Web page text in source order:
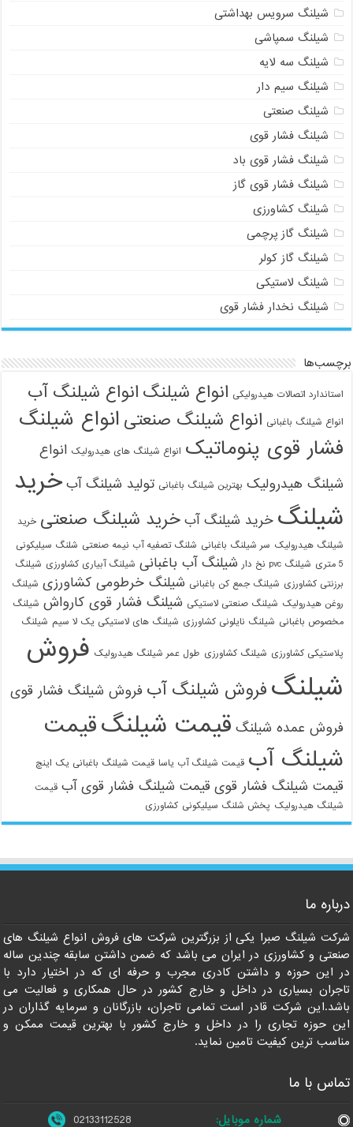
شیلنگ سرویس بهداشتی
شیلنگ سمپاشی
شیلنگ سه لایه
شیلنگ سیم دار
شیلنگ صنعتی
شیلنگ فشار قوی
شیلنگ فشار قوی باد
شیلنگ فشار قوی گاز
شیلنگ کشاورزی
شیلنگ گاز پرچمی
شیلنگ گاز کولر
شیلنگ لاستیکی
شیلنگ نخدار فشار قوی
برچسب‌ها
استاندارد اتصالات هیدرولیکی انواع شیلنگ انواع شیلنگ آب
انواع شیلنگ باغبانی انواع شیلنگ صنعتی انواع شیلنگ
فشار قوی پنوماتیک انواع شیلنگ های هیدرولیک انواع
شیلنگ هیدرولیک بهترین شیلنگ باغبانی تولید شیلنگ آب خرید
شیلنگ خرید شیلنگ آب خرید شیلنگ صنعتی خرید
شیلنگ هیدرولیک سر شیلنگ باغبانی شلنگ تصفیه آب نیمه صنعتی شلنگ سیلیکونی
5 متری
شیلنگ pvc نخ دار شیلنگ آب باغبانی شیلنگ آبیاری کشاورزی شیلنگ
برزنتی کشاورزی شیلنگ جمع کن باغبانی شیلنگ خرطومی کشاورزی شیلنگ
روغن هیدرولیک شیلنگ صنعتی لاستیکی شیلنگ فشار قوی کارواش شیلنگ
مخصوص باغبانی شیلنگ نایلونی کشاورزی شیلنگ های لاستیکی یک لا سیم شیلنگ
پلاستیکی کشاورزی شیلنگ کشاورزی طول عمر شیلنگ هیدرولیک فروش
شیلنگ فروش شیلنگ آب فروش شیلنگ فشار قوی
فروش عمده شیلنگ قیمت شیلنگقیمت
شیلنگ آب قیمت شیلنگ آب یاسا قیمت شیلنگ باغبانی یک اینچ
قیمت شیلنگ فشار قوی قیمت شیلنگ فشار قوی آب قیمت
شیلنگ هیدرولیک پخش شلنگ سیلیکونی کشاورزی
درباره ما
شرکت شیلنگ صبرا یکی از بزرگترین شرکت های فروش انواع شیلنگ های
صنعتی و کشاورزی در ایران می باشد که ضمن داشتن سابقه چندین ساله
در این حوزه و داشتن کادری مجرب و حرفه ای که در اختیار دارد با
تاجران بسیاری در داخل و خارج کشور در حال همکاری و فعالیت می
باشد.این شرکت قادر است تمامی تاجران، بازرگانان و سرمایه گذاران در
این حوزه تجاری را در داخل و خارج کشور با بهترین قیمت ممکن و
مناسب ترین کیفیت تامین نماید.
تماس با ما
شماره موبایل: 02133112528